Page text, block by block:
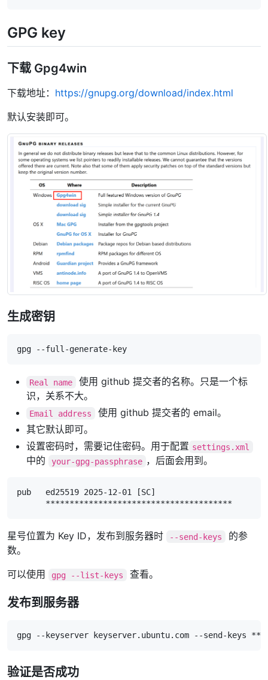
GPG key
下载 Gpg4win
下载地址： https://gnupg.org/download/index.html
默认安装即可。
生成密钥
gpg --full-generate-key
Real name
使用 github 提交者的名称。只是一个标
识，关系不大。
Email address
使用 github 提交者的 email。
其它默认即可。
设置密码时，需要记住密码。用于配置 settings.xml
中的 your-gpg-passphrase ，后面会用到。
pub   ed25519 2025-12-01 [SC]
      ***************************************
星号位置为 Key ID，发布到服务器时 --send-keys
的参
数。
可以使用
gpg --list-keys 查看。
发布到服务器
gpg --keyserver keyserver.ubuntu.com --send-
验证是否成功